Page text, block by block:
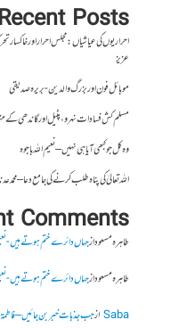
Recent Posts
احراریوں کی عیاشیاں : مجلس احرار اور
عزیز
موبائل فون اور بزرگ والدین- بریرہ صدیقی
مسلم کش فسادات نہرو، پٹیل اور گاندھی کے متضاد
وہ کل جو کبھی آیا ہی نہیں – نعیم اللہ باجوہ
اللہ تعالیٰ کی پناہ طلب کرنے کی جامع دعا – محمد
Comments
طاہرہ مسعودازجہاں دائرے ختم ہوتے ہیں-
طاہرہ مسعودازجہاں دائرے ختم ہوتے ہیں-
Sabaازجب جذبات خبر بن جائیں –